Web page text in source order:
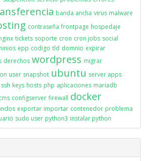
banda ancha virus malware
contraseña frontpage hospedaje
tickets soporte cron cron jobs social
epp codigo tld domnio expirar
derechos wordpress migrar
user snapshot ubuntu server apps
ssh keys hosts php aplicaciones mariadb
configserver firewall docker
exportar importar contenedor problema
sudo user python3 instalar python